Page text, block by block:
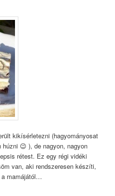
kikísérletezni (hagyományosat
😉 ), de nagyon, nagyon
rétest. Ez egy régi vidéki
van, aki rendszeresen készíti,
a mamájától…